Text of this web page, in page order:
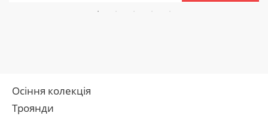
Осіння колекція
Троянди